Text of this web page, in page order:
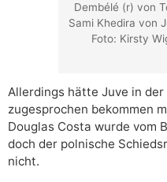
Dembélé (r) von
Sami Khedira von
Foto: Kirsty
Allerdings hätte Juve in
zugesprochen bekommen
Douglas Costa wurde vom
doch der polnische
nicht.